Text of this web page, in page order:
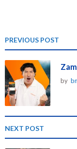
n
a
t
i
o
n
PREVIOUS POST
by
NEXT POST